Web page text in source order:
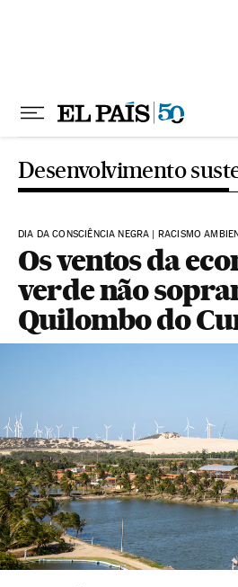
Desenvolvimento
DIA DA CONSCIÊNCIA NEGRA | RACISMO
Os ventos da
verde não
Quilombo do